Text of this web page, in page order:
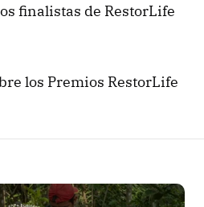
finalistas de RestorLife